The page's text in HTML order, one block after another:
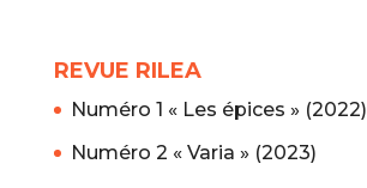
REVUE RILEA
Numéro 1 « Les épices » (2022)
Numéro 2 « Varia » (2023)